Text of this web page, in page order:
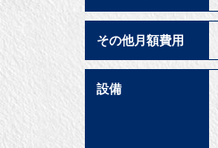
その他月額費用
設備